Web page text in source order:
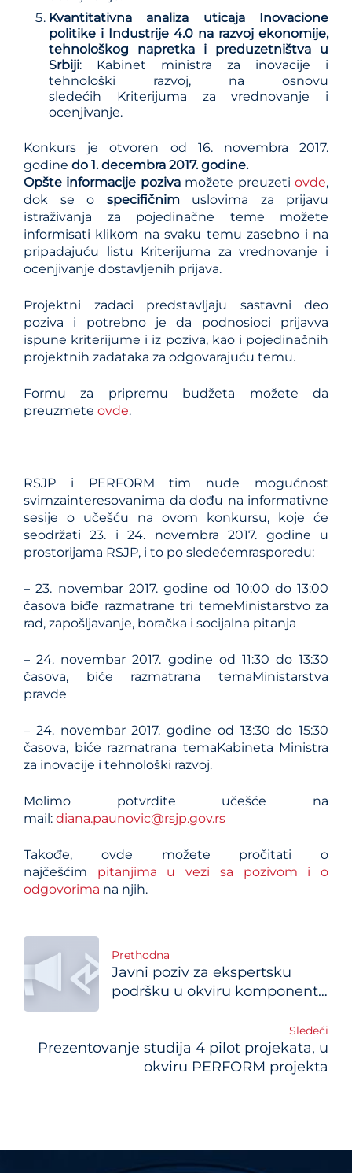
Kvantitativna analiza uticaja Inovacione
politike i Industrije 4.0 na razvoj ekonomije,
tehnološkog napretka i preduzetništva u
Srbiji: Kabinet ministra za inovacije i
tehnološki razvoj, na osnovu
sledećih Kriterijuma za vrednovanje i
ocenjivanje.
Konkurs je otvoren od 16. novembra 2017.
godine do 1. decembra 2017. godine.
Opšte informacije pozivamožete preuzetiovde,
dok se o specifičnimuslovima za prijavu
istraživanja za pojedinačne teme možete
informisati klikom na svaku temu zasebno i na
pripadajuću listu Kriterijuma za vrednovanje i
ocenjivanje dostavljenih prijava.
Projektni zadaci predstavljaju sastavni deo
poziva i potrebno je da podnosioci prijavva
ispune kriterijume i iz poziva, kao i pojedinačnih
projektnih zadataka za odgovarajuću temu.
Formu za pripremu budžeta možete da
preuzmete ovde.
RSJP i PERFORM tim nude mogućnost
svimzainteresovanima da dođu na informativne
sesije o učešću na ovom konkursu, koje će
seodržati 23. i 24. novembra 2017. godine u
prostorijama RSJP, i to po sledećemrasporedu:
– 23. novembar 2017. godine od 10:00 do 13:00
časova biđe razmatrane tri temeMinistarstvo za
rad, zapošljavanje, boračka i socijalna pitanja
– 24. novembar 2017. godine od 11:30 do 13:30
časova, biće razmatrana temaMinistarstva
pravde
– 24. novembar 2017. godine od 13:30 do 15:30
časova, biće razmatrana temaKabineta Ministra
za inovacije i tehnološki razvoj.
Molimo potvrdite učešće na
mail: diana.paunovic@rsjp.gov.rs
Takođe, ovde možete pročitati o
najčešćim pitanjima u vezi sa pozivom i o
odgovorima na njih.
Post
navigation
Prethodna
Javni poziv za ekspertsku
podršku u okviru komponente
Sledeći
Prezentovanje studija 4 pilot projekata, u
okviru PERFORM projekta